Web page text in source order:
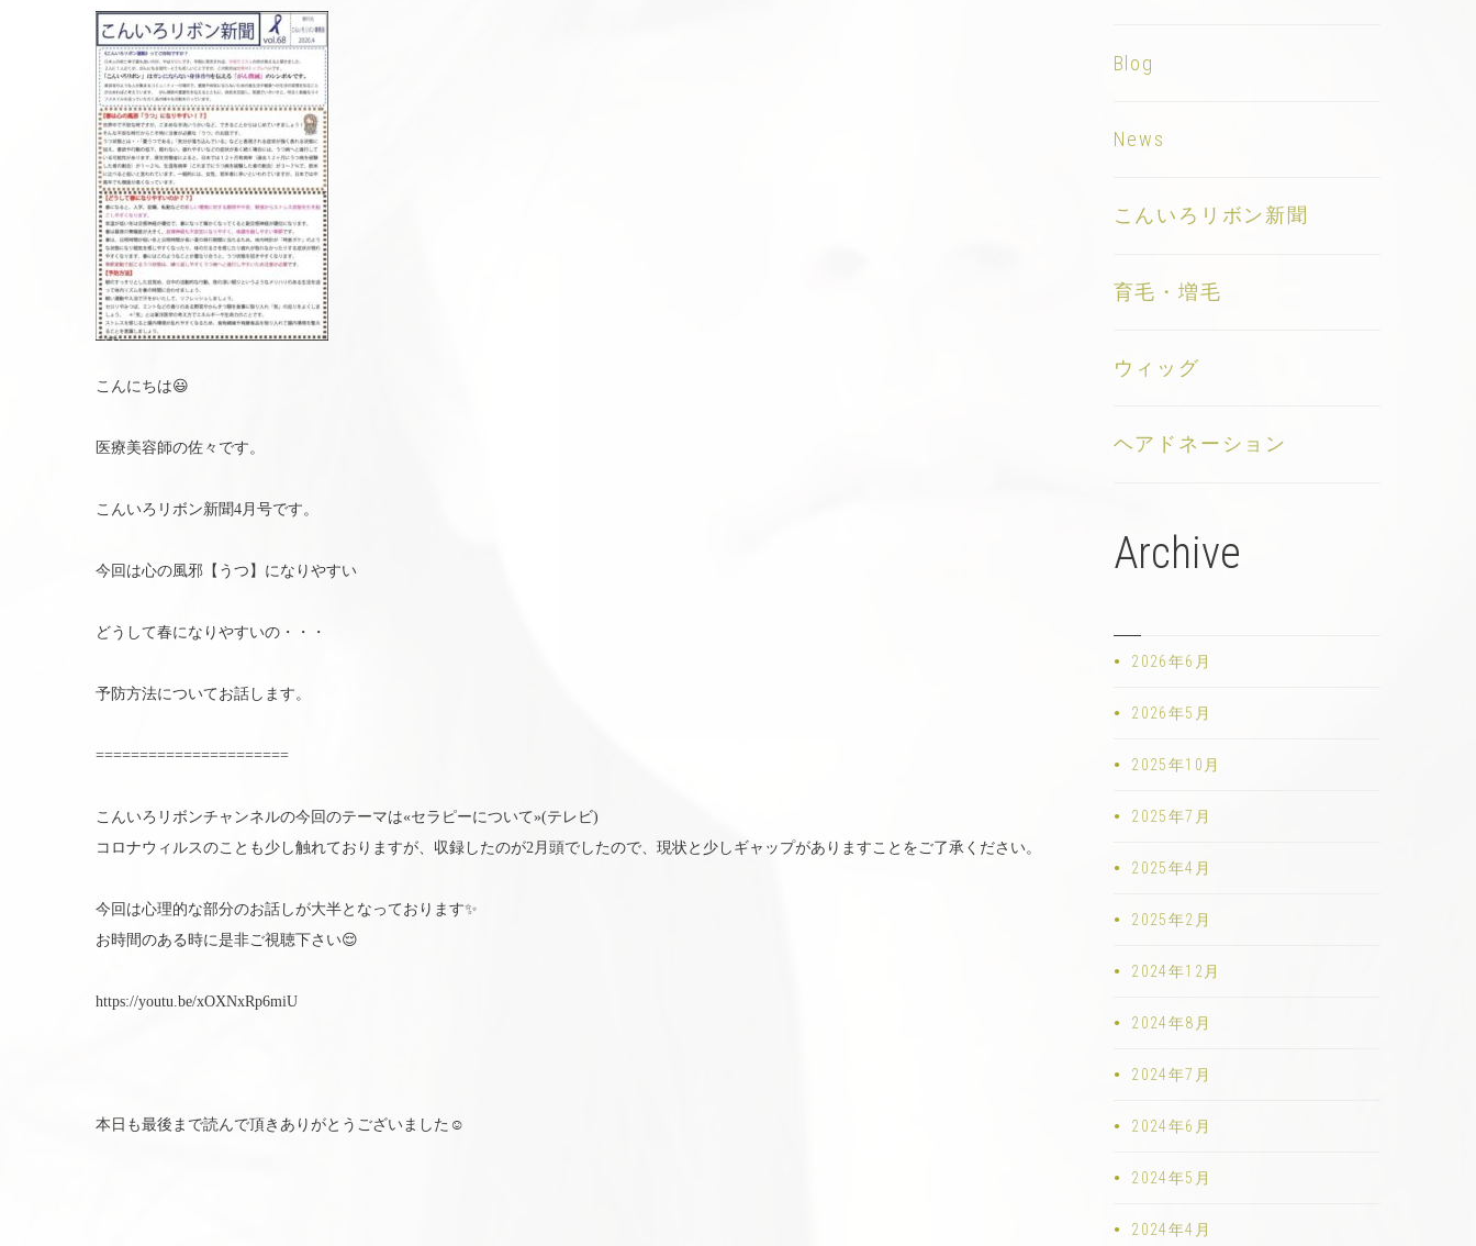
こんにちは😃
医療美容師の佐々です。
こんいろリボン新聞4月号です。
今回は心の風邪【うつ】になりやすい
どうして春になりやすいの・・・
予防方法についてお話します。
======================
こんいろリボンチャンネルの今回のテーマは«セラピーについて»(テレビ)
コロナウィルスのことも少し触れておりますが、収録したのが2月頭でしたので、現状と少しギャップがありますことをご了承ください。
今回は心理的な部分のお話しが大半となっております✨
お時間のある時に是非ご視聴下さい😌
https://youtu.be/xOXNxRp6miU
本日も最後まで読んで頂きありがとうございました☺️
Blog
News
こんいろリボン新聞
育毛・増毛
ウィッグ
ヘアドネーション
Archive
2026年6月
2026年5月
2025年10月
2025年7月
2025年4月
2025年2月
2024年12月
2024年8月
2024年7月
2024年6月
2024年5月
2024年4月